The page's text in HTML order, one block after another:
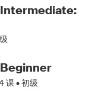
课 • 初级